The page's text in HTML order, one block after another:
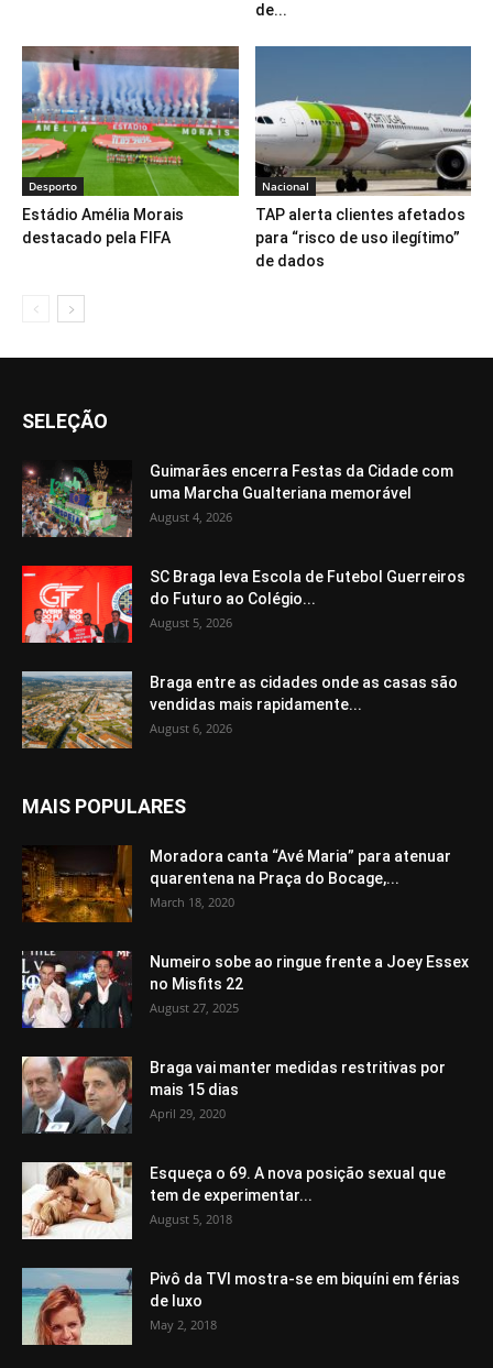
de...
Desporto
Estádio Amélia Morais
destacado pela FIFA
Nacional
TAP alerta clientes afetados
para “risco de uso ilegítimo”
de dados
SELEÇÃO
Guimarães encerra Festas da Cidade com
uma Marcha Gualteriana memorável
August 4, 2026
SC Braga leva Escola de Futebol Guerreiros
do Futuro ao Colégio...
August 5, 2026
Braga entre as cidades onde as casas são
vendidas mais rapidamente...
August 6, 2026
MAIS POPULARES
Moradora canta “Avé Maria” para atenuar
quarentena na Praça do Bocage,...
March 18, 2020
Numeiro sobe ao ringue frente a Joey Essex
no Misfits 22
August 27, 2025
Braga vai manter medidas restritivas por
mais 15 dias
April 29, 2020
Esqueça o 69. A nova posição sexual que
tem de experimentar...
August 5, 2018
Pivô da TVI mostra-se em biquíni em férias
de luxo
May 2, 2018